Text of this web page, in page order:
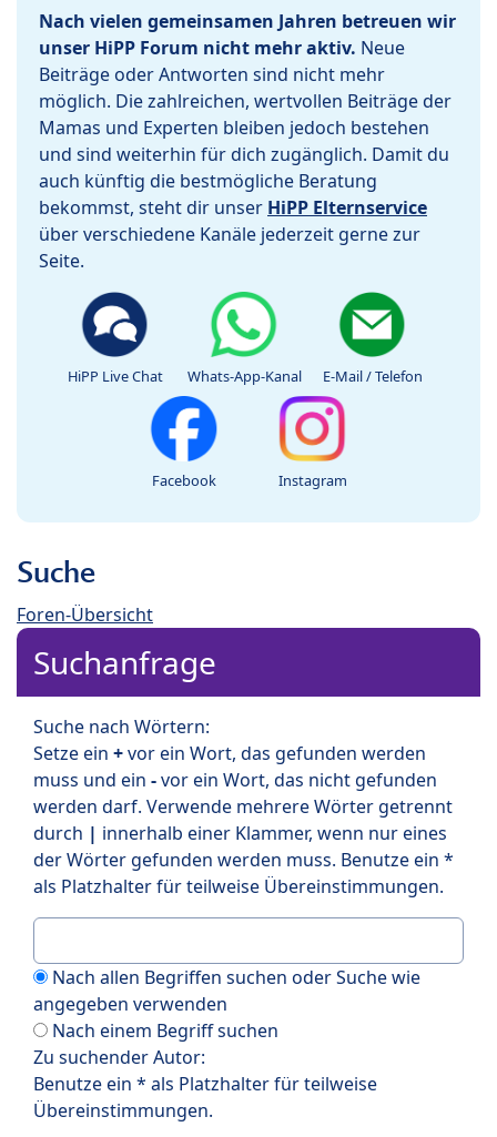
Nach vielen gemeinsamen Jahren betreuen wir
unser HiPP Forum nicht mehr aktiv. Neue
Beiträge oder Antworten sind nicht mehr
möglich. Die zahlreichen, wertvollen Beiträge der
Mamas und Experten bleiben jedoch bestehen
und sind weiterhin für dich zugänglich. Damit du
auch künftig die bestmögliche Beratung
bekommst, steht dir unser HiPP Elternservice
über verschiedene Kanäle jederzeit gerne zur
Seite.
HiPP Live Chat Whats-App-Kanal E-Mail / Telefon
Facebook Instagram
Suche
Foren-Übersicht
Suchanfrage
Suche nach Wörtern:
Setze ein +vor ein Wort, das gefunden werden
muss und ein -vor ein Wort, das nicht gefunden
werden darf. Verwende mehrere Wörter getrennt
durch | innerhalb einer Klammer, wenn nur eines
der Wörter gefunden werden muss. Benutze ein *
als Platzhalter für teilweise Übereinstimmungen.
Nach allen Begriffen suchen oder Suche wie
angegeben verwenden
Nach einem Begriff suchen
Zu suchender Autor:
Benutze ein * als Platzhalter für teilweise
Übereinstimmungen.